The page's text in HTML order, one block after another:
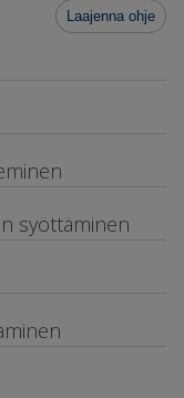
Laajenna ohje
syöttäminen